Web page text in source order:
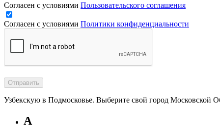
Согласен с условиями Пользовательского соглашения
Согласен с условиями Политики конфиденциальности
Отправить
Узбекскую в Подмосковье. Выберите свой город Московской
А